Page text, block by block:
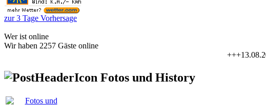
zur 3 Tage Vorhersage
Wer ist online
Wir haben 2257 Gäste online
+++13.08.2026-
Fotos und History